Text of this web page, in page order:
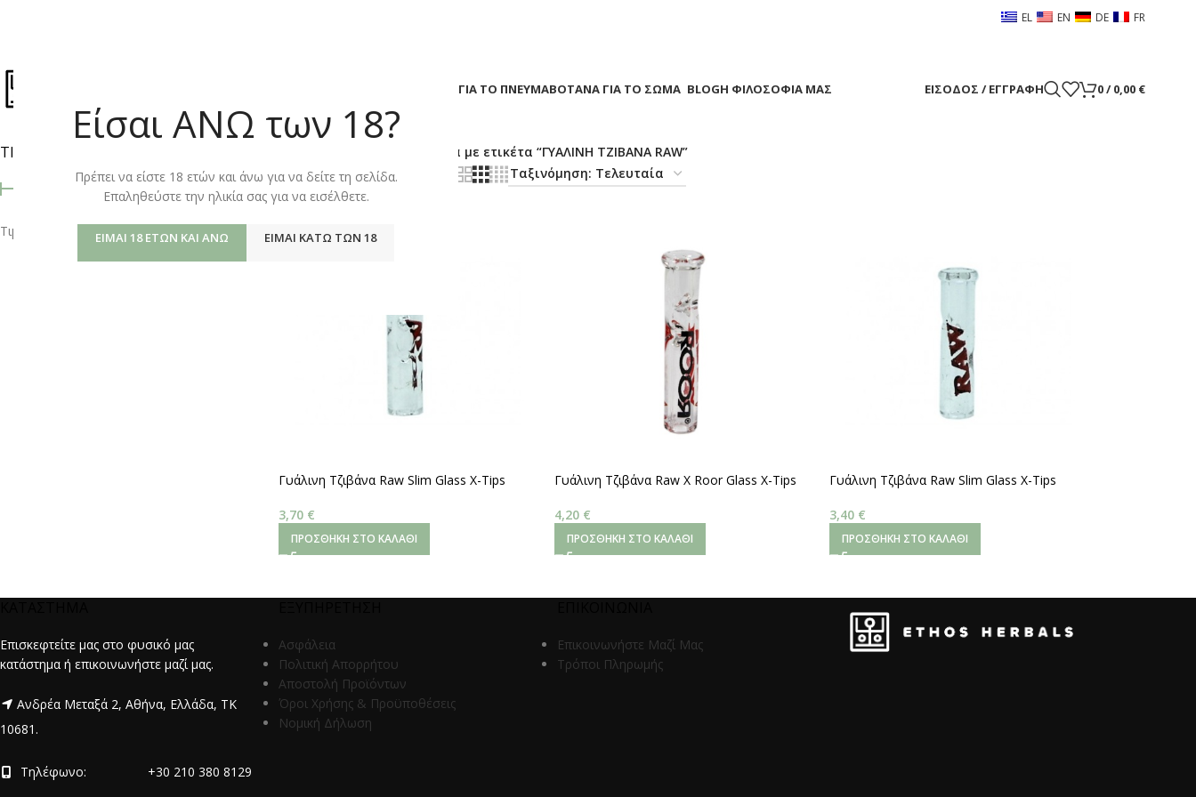
Είσαι ΑΝΩ των 18?
Πρέπει να είστε 18 ετών και άνω για να δείτε τη σελίδα.
Επαληθεύστε την ηλικία σας για να εισέλθετε.
ΕΊΜΑΙ 18 ΕΤΏΝ ΚΑΙ ΆΝΩ ΕΊΜΑΙ ΚΆΤΩ ΤΩΝ 18
EL EN DE FR
ΒΟΤΑΝΑ ΓΙΑ ΤΟ ΠΝΕΥΜΑΒΟΤΑΝΑ ΓΙΑ ΤΟ ΣΩΜΑ BLOGΗ ΦΙΛΟΣΟΦΙΑ ΜΑΣ ΕΊΣΟΔΟΣ / ΕΓΓΡΑΦΉ 0/ 0,00 €
ΤΙΜΉ
ΦΙΛΤΡΆΡΙΣΜΑ
Τιμή: 10 €
Προϊόντα με ετικέτα “ΓΥΑΛΙΝΗ ΤΖΙΒΑΝΑ RAW”
προβολή
9 12
Γυάλινη Τζιβάνα Raw Slim Glass X-Tips
3,70 €
ΠΡΟΣΘΉΚΗ ΣΤΟ ΚΑΛΆΘΙ
Γυάλινη Τζιβάνα Raw X Roor Glass X-Tips
4,20 €
ΠΡΟΣΘΉΚΗ ΣΤΟ ΚΑΛΆΘΙ
Γυάλινη Τζιβάνα Raw Slim Glass X-Tips
3,40 €
ΠΡΟΣΘΉΚΗ ΣΤΟ ΚΑΛΆΘΙ
Επισκεφτείτε μας στο φυσικό μας
κατάστημα ή επικοινωνήστε μαζί μας.
Ανδρέα Μεταξά 2, Αθήνα, Ελλάδα, ΤΚ
10681.
Τηλέφωνο: +30 210 380 8129
Ασφάλεια
Πολιτική Απορρήτου
Αποστολή Προϊόντων
Όροι Χρήσης & Προϋποθέσεις
Νομική Δήλωση
Επικοινωνήστε Μαζί Μας
Τρόποι Πληρωμής